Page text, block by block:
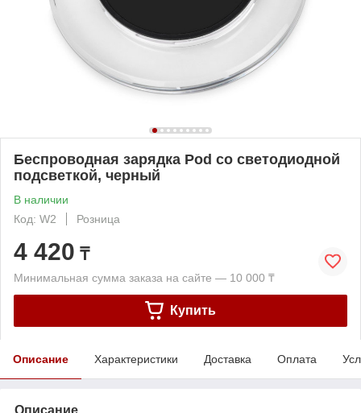
Беспроводная зарядка Pod со светодиодной
подсветкой, черный
В наличии
Код: W2
Розница
4 420 ₸
Минимальная сумма заказа на сайте — 10 000 ₸
Купить
Описание Характеристики Доставка Оплата
Описание